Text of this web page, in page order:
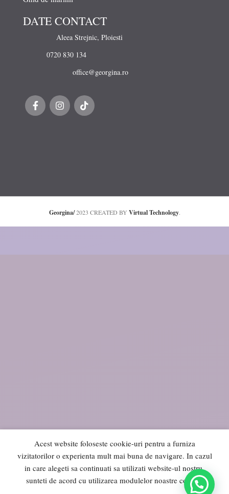
DATE CONTACT
Aleea Strejnic, Ploiesti
0720 830 134
office@georgina.ro
Georgina/ 2023 CREATED BY Virtual Technology.
Acest website foloseste cookie-uri pentru a furniza
vizitatorilor o experienta mult mai buna de navigare. In cazul
in care alegeti sa continuati sa utilizati website-ul nostru,
sunteti de acord cu utilizarea modulelor noastre cookie.